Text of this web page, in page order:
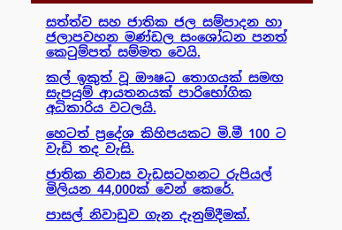
සත්ත්ව සහ ජාතික ජල සම්පාදන හා
ජලාපවහන මණ්ඩල සංශෝධන පනත්
කෙටුම්පත් සම්මත වෙයි.
කල් ඉකුත් වූ ඖෂධ තොගයක් සමඟ
සැපයුම් ආයතනයක් පාරිභෝගික
අධිකාරිය වටලයි.
හෙටත් ප්‍රදේශ කිහිපයකට මි.මී 100 ට
වැඩි තද වැසි.
ජාතික නිවාස වැඩසටහනට රුපියල්
මිලියන 44,000ක් වෙන් කෙරේ.
පාසල් නිවාඩුව ගැන දැනුම්දීමක්.